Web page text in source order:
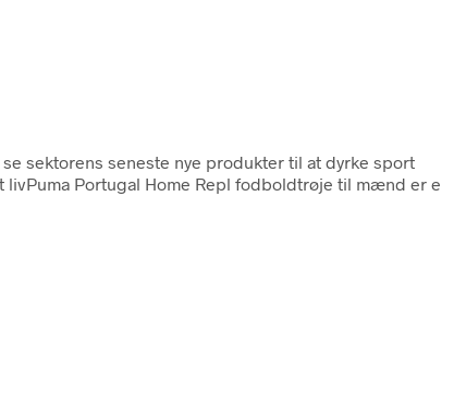
se sektorens seneste nye produkter til at dyrke sport
Portugal Home Repl fodboldtrøje til mænd er e